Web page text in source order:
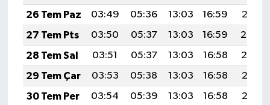
26 Tem Paz
03:49 05:36 13:03 16:59
20:21
27 Tem Pts
03:50 05:37 13:03 16:59
20:20
28 Tem Sal
03:51 05:37 13:03 16:58
20:19
29 Tem Çar
03:53 05:38 13:03 16:58
20:18
30 Tem Per
03:54 05:39 13:03 16:58
20:17